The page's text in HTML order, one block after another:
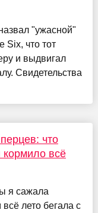
"ужасной"
Six, что тот
и выдвигал
Свидетельства
что
кормило всё
я сажала
лето бегала с